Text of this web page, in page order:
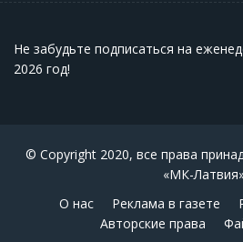
Не забудьте подписаться на
2026 год!
© Copyright 2020, все права
«МК-
О нас
Реклама в газете
Авторские права